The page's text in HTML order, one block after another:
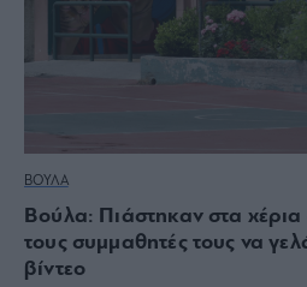
ΒΟΥΛΑ
Βούλα: Πιάστηκαν στα χέρια
τους συμμαθητές τους να
βίντεο